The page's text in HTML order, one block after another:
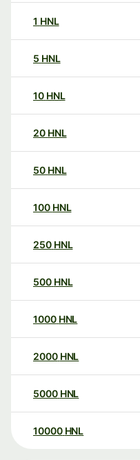
1 HNL
5 HNL
10 HNL
20 HNL
50 HNL
100 HNL
250 HNL
500 HNL
1000 HNL
2000 HNL
5000 HNL
10000 HNL